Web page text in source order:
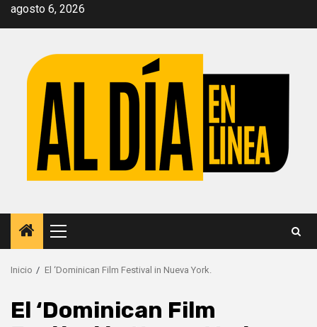
Saltar
agosto 6, 2026
Menú
principal
Inicio El ‘Dominican Film Festival in Nueva York.
El ‘Dominican Film